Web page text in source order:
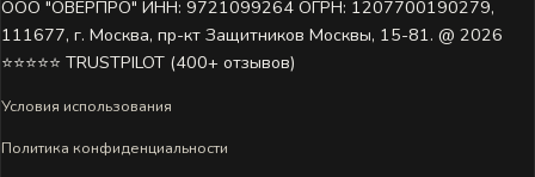
ООО "ОВЕРПРО" ИНН: 9721099264 ОГРН: 1207700190279,
111677, г. Москва, пр-кт Защитников Москвы, 15-81. @ 2026 ㅤ
⭐⭐⭐⭐⭐ TRUSTPILOT (400+ отзывов)
Условия использования
Политика конфиденциальности